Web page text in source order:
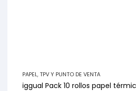
PAPEL,TPV Y PUNTO DE VENTA
iggual Pack 10 rollos papel